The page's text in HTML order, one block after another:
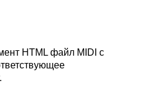
HTML файл MIDI с